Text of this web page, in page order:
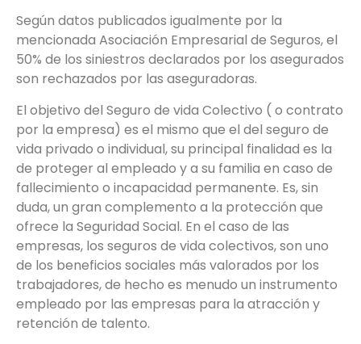
Según datos publicados igualmente por la
mencionada Asociación Empresarial de Seguros, el
50% de los siniestros declarados por los asegurados
son rechazados por las aseguradoras.
El objetivo del Seguro de vida Colectivo ( o contrato
por la empresa) es el mismo que el del seguro de
vida privado o individual, su principal finalidad es la
de proteger al empleado y a su familia en caso de
fallecimiento o incapacidad permanente. Es, sin
duda, un gran complemento a la protección que
ofrece la Seguridad Social. En el caso de las
empresas, los seguros de vida colectivos, son uno
de los beneficios sociales más valorados por los
trabajadores, de hecho es menudo un instrumento
empleado por las empresas para la atracción y
retención de talento.